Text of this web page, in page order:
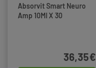
Absorvit Smart Neuro
Amp 10Ml X 30
36,35€